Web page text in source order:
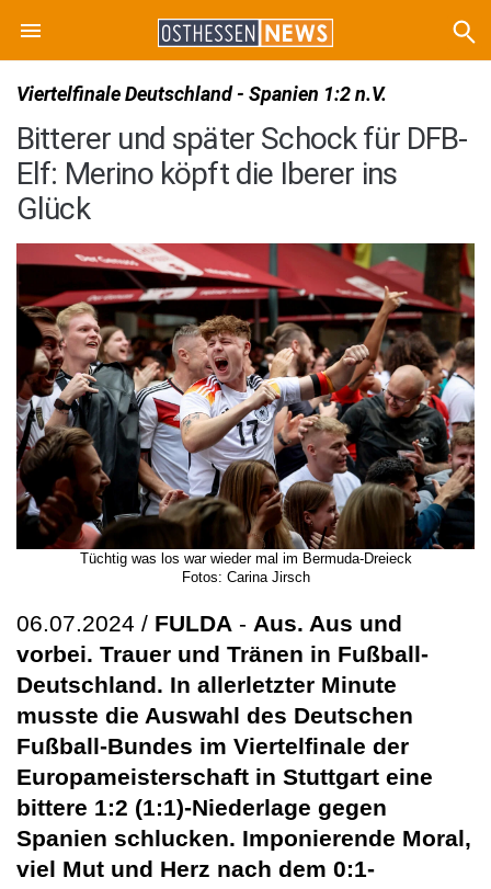
Viertelfinale Deutschland - Spanien 1:2 n.V.
Bitterer und später Schock für DFB-
Elf: Merino köpft die Iberer ins
Glück
Tüchtig was los war wieder mal im Bermuda-Dreieck
Fotos: Carina Jirsch
06.07.2024 / FULDA - Aus. Aus und
vorbei. Trauer und Tränen in Fußball-
Deutschland. In allerletzter Minute
musste die Auswahl des Deutschen
Fußball-Bundes im Viertelfinale der
Europameisterschaft in Stuttgart eine
bittere 1:2 (1:1)-Niederlage gegen
Spanien schlucken. Imponierende Moral,
viel Mut und Herz nach dem 0:1-